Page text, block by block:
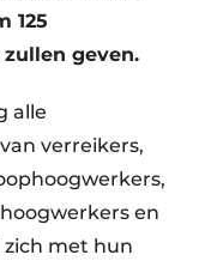
125
geven.
alle
verreikers,
en
met hun